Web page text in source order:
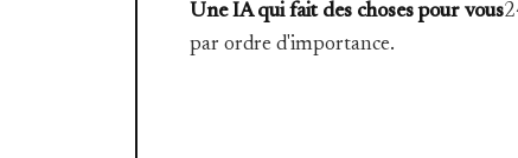
Une IA qui fait des choses pour vous
par ordre d'importance.